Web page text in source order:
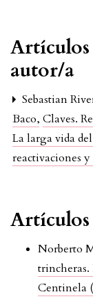
Artículos
autor/a
Sebastian
Baco, Claves.
La larga vida
reactivaciones y
Norberto
Centinela